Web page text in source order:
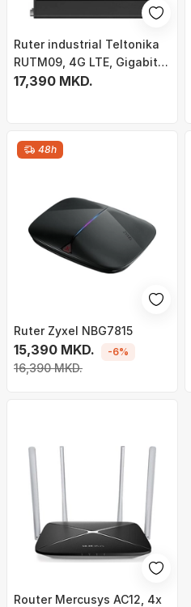
Ruter industrial Teltonika
RUTM09, 4G LTE, Gigabit
Ethernet, gri
17,390 MKD.
48h
Ruter Zyxel NBG7815
15,390 MKD.
16,390 MKD.
-6%
Router Mercusys AC12, 4x